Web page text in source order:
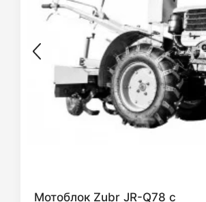
Мотоблок Zubr JR-Q78 с